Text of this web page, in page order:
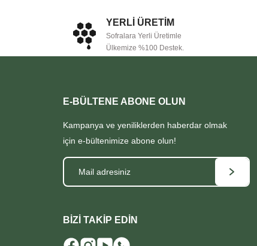
YERLİ ÜRETİM
Sofralara Yerli Üretimle
Ülkemize %100 Destek.
E-BÜLTENE ABONE OLUN
Kampanya ve yeniliklerden haberdar olmak
için e-bültenimize abone olun!
BİZİ TAKİP EDİN